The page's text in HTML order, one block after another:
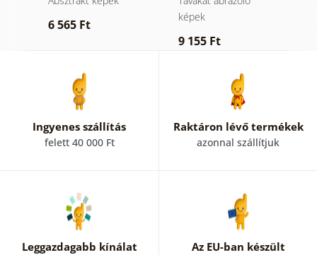
6 565 Ft
képek
9 155 Ft
Ingyenes szállítás
felett 40 000 Ft
Raktáron lévő termékek
azonnal szállítjuk
Leggazdagabb kínálat Az EU-ban készült